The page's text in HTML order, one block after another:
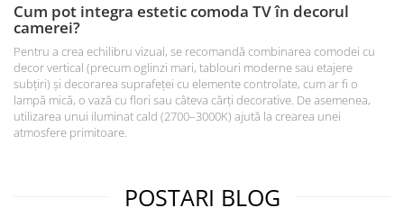
Cum pot integra estetic comoda TV în decorul
camerei?
Pentru a crea echilibru vizual, se recomandă combinarea comodei cu
decor vertical (precum oglinzi mari, tablouri moderne sau etajere
subțiri) și decorarea suprafeței cu elemente controlate, cum ar fi o
lampă mică, o vază cu flori sau câteva cărți decorative. De asemenea,
utilizarea unui iluminat cald (2700–3000K) ajută la crearea unei
atmosfere primitoare.
POSTARI BLOG